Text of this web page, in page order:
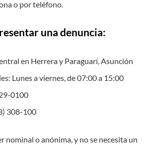
o por teléfono.
una denuncia:
en Herrera y Paraguarí, Asunción
Lunes a viernes, de 07:00 a 15:00
0100
308-100
nominal o anónima, y no se necesita un